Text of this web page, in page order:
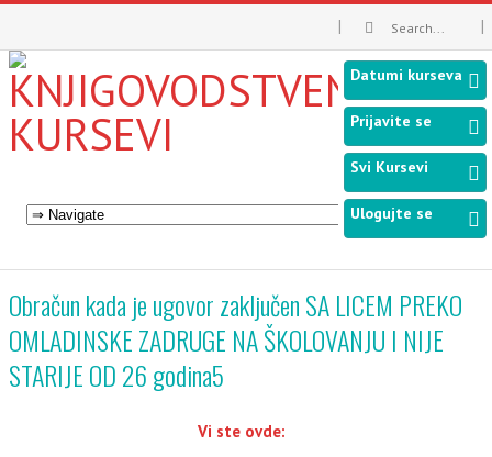
Obračun kada je ugovor zaključen SA LICEM PREKO
OMLADINSKE ZADRUGE NA ŠKOLOVANJU I NIJE
STARIJE OD 26 godina5
Vi ste ovde:
Datumi kurseva
Prijavite se
Svi Kursevi
Ulogujte se